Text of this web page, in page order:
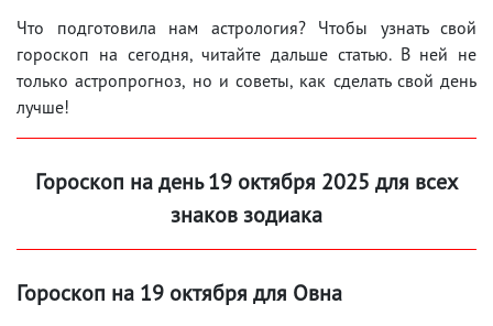
Что подготовила нам астрология? Чтобы узнать свой
гороскоп на сегодня, читайте дальше статью. В ней не
только астропрогноз, но и советы, как сделать свой день
лучше!
Гороскоп на день 19 октября 2025 для всех
знаков зодиака
Гороскоп на 19 октября для Овна